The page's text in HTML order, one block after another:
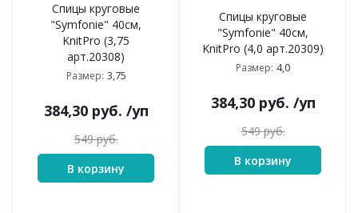
Спицы круговые
"Symfonie" 40см,
KnitPro (3,75
арт.20308)
Размер: 3,75
384,30руб. /уп
549руб.
В корзину
Спицы круговые
"Symfonie" 40см,
KnitPro (4,0 арт.20309)
Размер: 4,0
384,30руб. /уп
549руб.
В корзину